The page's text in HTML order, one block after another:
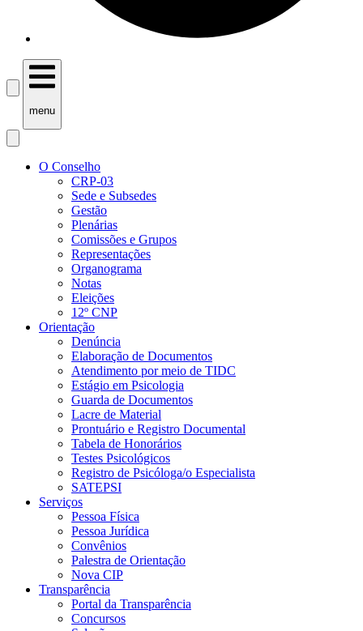
menu
O Conselho
CRP-03
Sede e Subsedes
Gestão
Plenárias
Comissões e Grupos
Representações
Organograma
Notas
Eleições
12º CNP
Orientação
Denúncia
Elaboração de Documentos
Atendimento por meio de TIDC
Estágio em Psicologia
Guarda de Documentos
Lacre de Material
Prontuário e Registro Documental
Tabela de Honorários
Testes Psicológicos
Registro de Psicóloga/o Especialista
SATEPSI
Serviços
Pessoa Física
Pessoa Jurídica
Convênios
Palestra de Orientação
Nova CIP
Transparência
Portal da Transparência
Concursos